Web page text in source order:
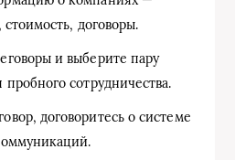
стоимость, договоры.
и выберите пару
пробного сотрудничества.
договоритесь о системе